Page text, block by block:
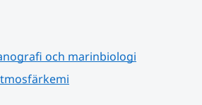
och marinbiologi